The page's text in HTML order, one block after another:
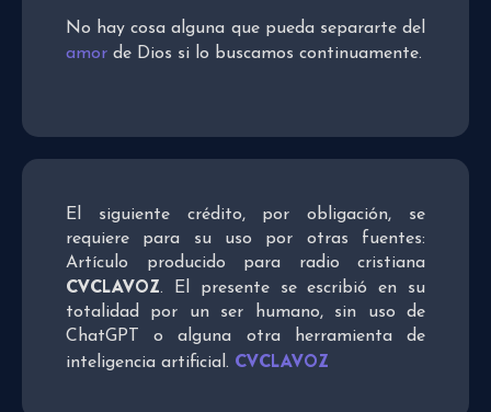
No hay cosa alguna que pueda separarte del
amor de Dios si lo buscamos continuamente.
El siguiente crédito, por obligación, se
requiere para su uso por otras fuentes:
Artículo producido para radio cristiana
CVCLAVOZ. El presente se escribió en su
totalidad por un ser humano, sin uso de
ChatGPT o alguna otra herramienta de
inteligencia artificial. CVCLAVOZ